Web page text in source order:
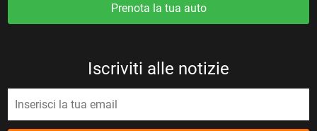
Prenota la tua auto
Iscriviti alle notizie